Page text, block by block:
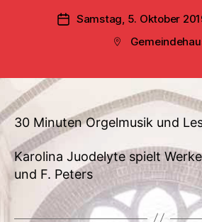
Veröffentlichungsdatum
Samstag, 5. Oktober
Beitragsort
30 Minuten Orgelmusik und
Karolina Juodelyte spielt
und F. Peters